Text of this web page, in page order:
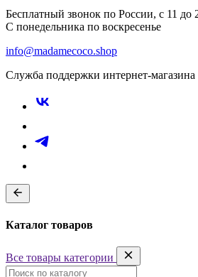
Бесплатный звонок по России, с 11
С понедельника по воскресенье
info@madamecoco.shop
Служба поддержки интернет-магазина
Каталог товаров
Все товары категории